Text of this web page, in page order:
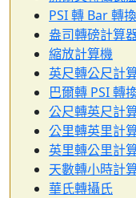
PSI 轉 Bar 轉
盎司轉磅計算
縮放計算機
英尺轉公尺計
巴爾轉 PSI 轉
公尺轉英尺計
公里轉英里計
英里轉公里計
天數轉小時計
華氏轉攝氏